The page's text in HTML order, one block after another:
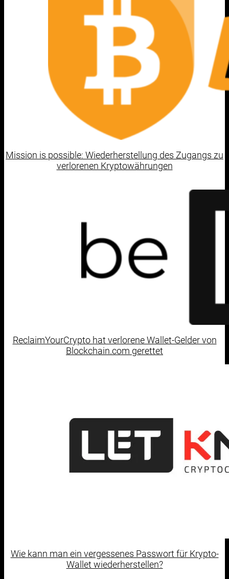
Mission is possible: Wiederherstellung des Zugangs zu
verlorenen Kryptowährungen
ReclaimYourCrypto hat verlorene Wallet-Gelder von
Blockchain.com gerettet
Wie kann man ein vergessenes Passwort für Krypto-
Wallet wiederherstellen?